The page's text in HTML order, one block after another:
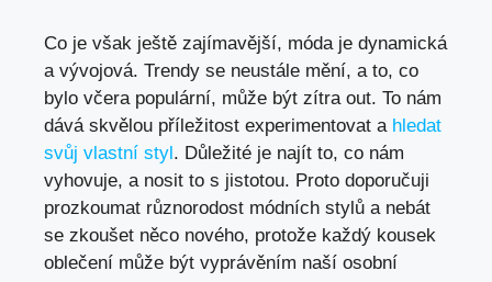
Co je však ještě zajímavější, móda je dynamická
a vývojová. Trendy se neustále mění, a to, co
bylo včera populární, může být zítra out. To ⁤nám
dává skvělou ⁤příležitost experimentovat a hledat
svůj vlastní styl. Důležité je najít to, co nám
vyhovuje, a nosit to s jistotou. Proto doporučuji
prozkoumat různorodost módních stylů a nebát
se zkoušet něco nového, protože‌ každý kousek
oblečení může být vyprávěním naší osobní